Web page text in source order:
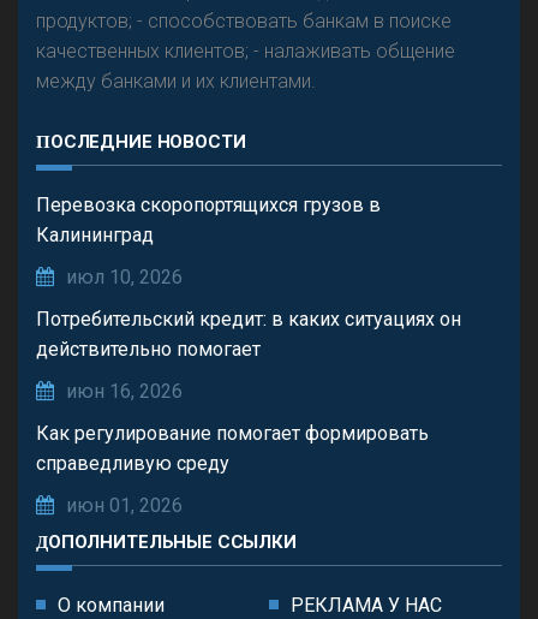
продуктов; - способствовать банкам в поиске
качественных клиентов; - налаживать общение
между банками и их клиентами.
ПОСЛЕДНИЕ НОВОСТИ
Перевозка скоропортящихся грузов в
Калининград
июл 10, 2026
Потребительский кредит: в каких ситуациях он
действительно помогает
июн 16, 2026
Как регулирование помогает формировать
справедливую среду
июн 01, 2026
ДОПОЛНИТЕЛЬНЫЕ ССЫЛКИ
О компании РЕКЛАМА У НАС